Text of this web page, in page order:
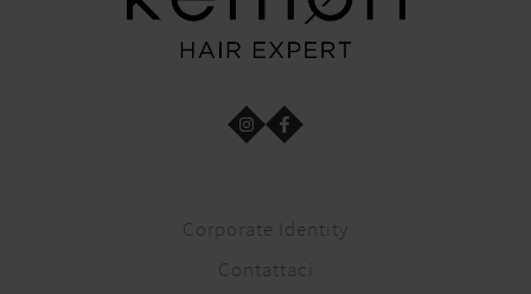
Corporate Identity
Contattaci